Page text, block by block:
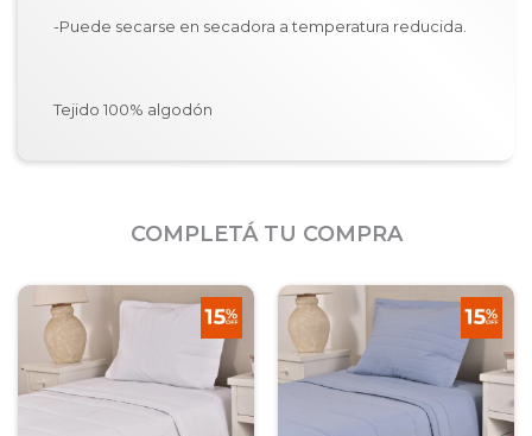
-Puede secarse en secadora a temperatura reducida.
Tejido 100% algodón
COMPLETÁ TU COMPRA